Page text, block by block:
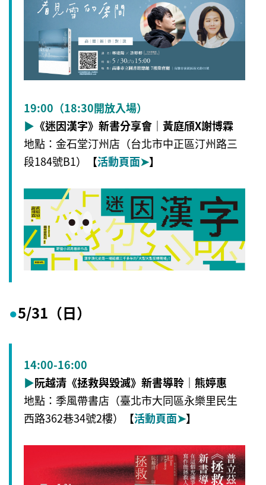
19:00（18:30開放入場）
▶ 《迷因漢字》新書分享會｜黃庭頎X謝博霖
地點：金石堂汀州店（台北市中正區汀州路三
段184號B1）
【活動頁面➤】
●5/31（日）
14:00-16:00
▶阮越清《拯救與毀滅》新書導聆｜熊婷惠
地點：季風帶書店（臺北市大同區永樂里民生
西路362巷34號2樓）
【活動頁面➤】